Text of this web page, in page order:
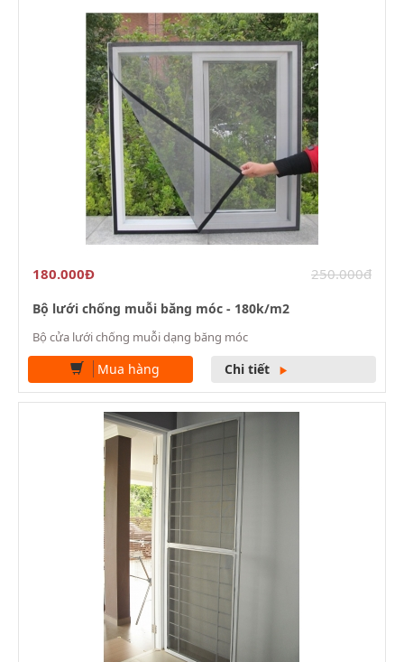
180.000Đ 250.000đ
Bộ lưới chống muỗi băng móc - 180k/m2
Bộ cửa lưới chống muỗi dạng băng móc
Mua hàng Chi tiết